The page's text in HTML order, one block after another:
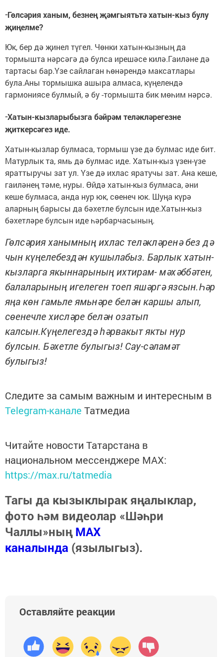
-Гөлсәрия ханым, безнең җәмгыятьтә хатын-кыз булу
җиңелме?
Юк, бер дә җинел түгел. Чөнки хатын-кызның да
тормышта нәрсәгә дә булса ирешәсе килә.Гаиләне дә
тартасы бар.Үзе сайлаган һөнәрендә максатлары
була.Аны тормышка ашыра алмаса, күңелендә
гармониясе булмый, ә бу -тормышта бик мөһим нәрсә.
-Хатын-кызларыбызга бәйрәм теләкләрегезне
җиткерсәгез иде.
Хатын-кызлар булмаса, тормыш үзе дә булмас иде бит.
Матурлык та, ямь дә булмас иде. Хатын-кыз үзен-үзе
яраттыручы зат ул. Үзе дә ихлас яратучы зат. Ана кеше,
гаиләнең тәме, нуры. Өйдә хатын-кыз булмаса, әни
кеше булмаса, анда нур юк, сөенеч юк. Шуңа күрә
аларның барысы да бәхетле булсын иде.Хатын-кыз
бәхетләре булсын иде һәрбарчасының.
Гөлсәрия ханымның ихлас теләкләренә без дә
чын күңелебездән кушылабыз. Барлык хатын-
кызларга якыннарының ихтирам- мәхәббәтен,
балаларының игелеген тоеп яшәргә язсын.Һәр
яңа көн гамьле ямьнәре белән каршы алып,
сөенечле хисләре белән озатып
калсын.Күңелегездә һәрвакыт якты нур
булсын. Бәхетле булыгыз! Сау-сәламәт
булыгыз!
Следите за самым важным и интересным в
Telegram-канале Татмедиа
Читайте новости Татарстана в
национальном мессенджере MАХ:
https://max.ru/tatmedia
Тагы да кызыклырак яңалыклар,
фото һәм видеолар «Шәһри
Чаллы»ныңMAX
каналында (язылыгыз).
Оставляйте реакции